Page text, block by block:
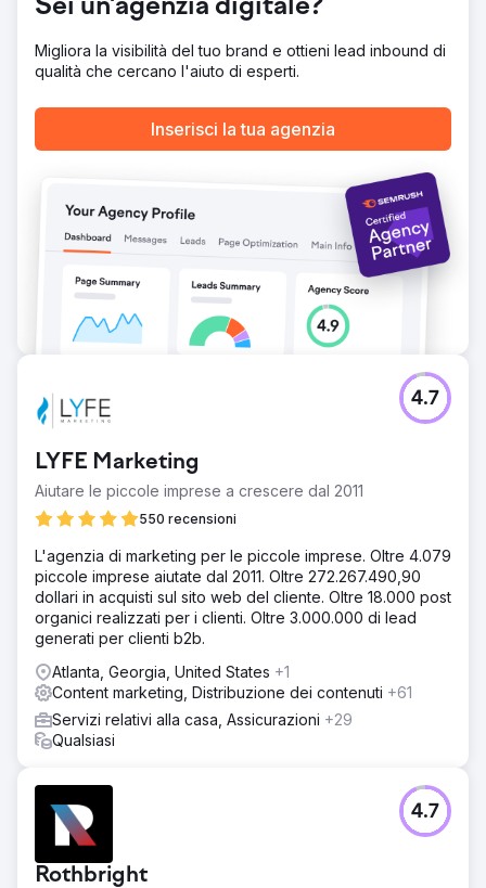
Vai alla pagina agenzia
Sei un'agenzia digitale?
Migliora la visibilità del tuo brand e ottieni lead inbound di
qualità che cercano l'aiuto di esperti.
Inserisci la tua agenzia
LYFE Marketing
Aiutare le piccole imprese a crescere dal 2011
550 recensioni
4.7
L'agenzia di marketing per le piccole imprese. Oltre 4.079
piccole imprese aiutate dal 2011. Oltre 272.267.490,90
dollari in acquisti sul sito web del cliente. Oltre 18.000 post
organici realizzati per i clienti. Oltre 3.000.000 di lead
generati per clienti b2b.
Atlanta, Georgia, United States +1
Content marketing, Distribuzione dei contenuti +61
Servizi relativi alla casa, Assicurazioni +29
Qualsiasi
Rothbright
4.7